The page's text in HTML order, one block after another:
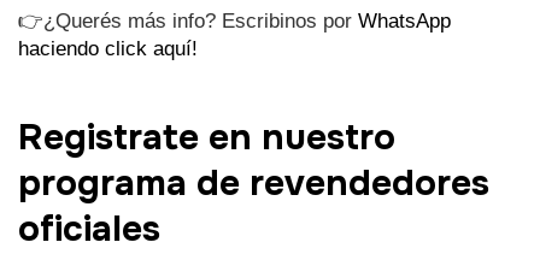
👉¿Querés más info? Escribinos por WhatsApp
haciendo click aquí!
Registrate en nuestro
programa de revendedores
oficiales